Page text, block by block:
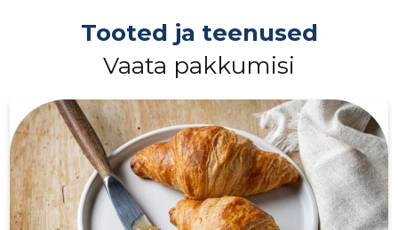
toitlustusettevõtted vajavad tarnijat, kelle käest saab
korraga laia valikut, ühtlast kvaliteeti ja kindlat
lahendusi, mis vähendavad vajadust mitme erineva
tarnija järele ja lihtsustavad
Tooted ja teenused
Vaata pakkumisi